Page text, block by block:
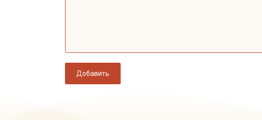
Добавить